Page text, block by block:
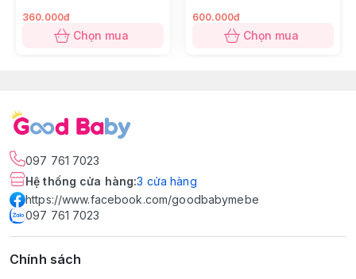
360.000đ
Chọn mua
600.000đ
Chọn mua
097 761 7023
Hệ thống cửa hàng:3 cửa hàng
https://www.facebook.com/goodbabymebe
097 761 7023
Chính sách